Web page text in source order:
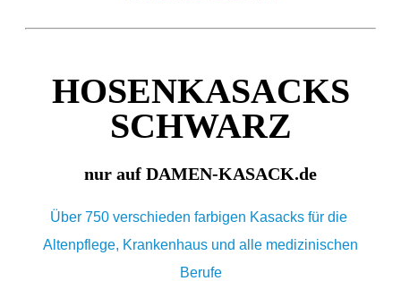
HOSENKASACKS
SCHWARZ
nur auf DAMEN-KASACK.de
Über 750 verschieden farbigen Kasacks für die
Altenpflege, Krankenhaus und alle medizinischen
Berufe